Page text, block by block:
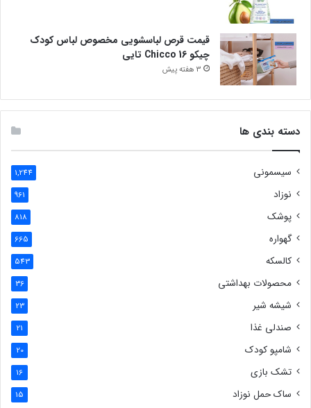
قیمت قرص لباسشویی مخصوص لباس کودک
چیکو Chicco 16 تایی
3 هفته پیش
دسته بندی ها
سیسمونی 1,244
نوزاد 961
پوشک 818
گهواره 665
کالسکه 543
محصولات بهداشتی 36
شیشه شیر 23
صندلی غذا 21
شامپو کودک 20
تشک بازی 16
ساک حمل نوزاد 15